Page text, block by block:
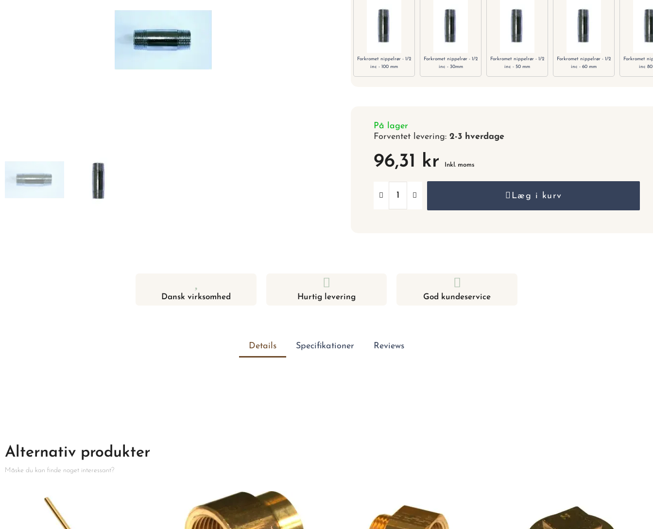
Forkromet nippelrør - 1/2
inc - 100 mm
Forkromet nippelrør - 1/2
inc - 30mm
Forkromet nippelrør - 1/2
inc - 50 mm
Forkromet nippelrør - 1/2
inc - 60 mm
Forkromet
inc
På lager
Forventet levering:2-3 hverdage
96,31 kr Inkl. moms
Læg i kurv
Dansk virksomhed Hurtig levering God kundeservice
Details Specifikationer Reviews
Alternativ produkter
Måske du kan finde noget interessant?